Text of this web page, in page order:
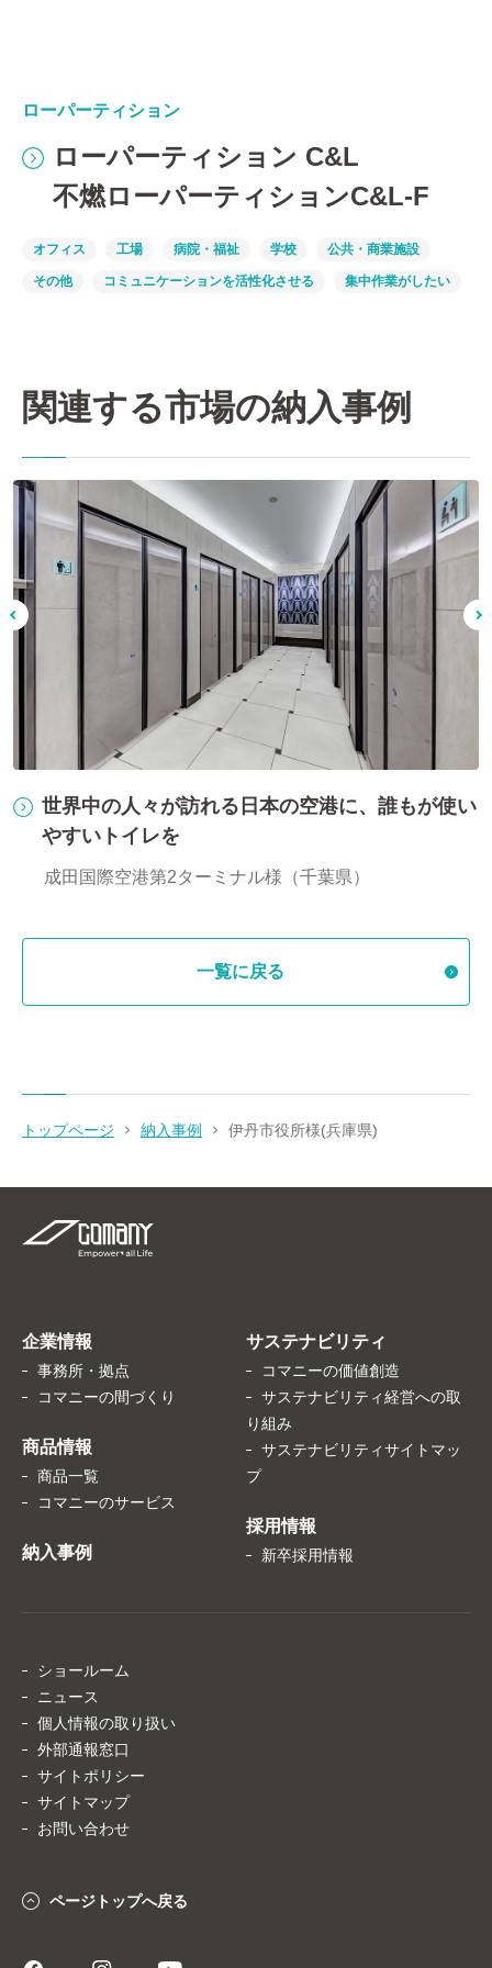
ローパーティション
ローパーティション C&L
不燃ローパーティションC&L-F
オフィス 工場 病院・福祉 学校 公共・商業施設
その他 コミュニケーションを活性化させる 集中作業がしたい
関連する市場の納入事例
使い
国内最大規模のスタジアムに、広々とした美
トイレブースを
日産スタジアム様（神奈川県）
一覧に戻る
トップページ 納入事例 伊丹市役所様(兵庫県)
企業情報
事務所・拠点
コマニーの間づくり
商品情報
商品一覧
コマニーのサービス
納入事例
サステナビリティ
コマニーの価値創造
サステナビリティ経営への取
り組み
サステナビリティサイトマッ
プ
採用情報
新卒採用情報
ショールーム
ニュース
個人情報の取り扱い
外部通報窓口
サイトポリシー
サイトマップ
お問い合わせ
ページトップへ戻る